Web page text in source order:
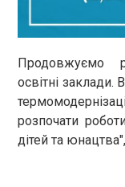
Продовжуємо
освітні
розпочати
дітей та